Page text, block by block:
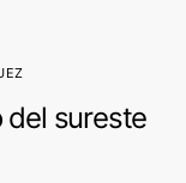
del sureste